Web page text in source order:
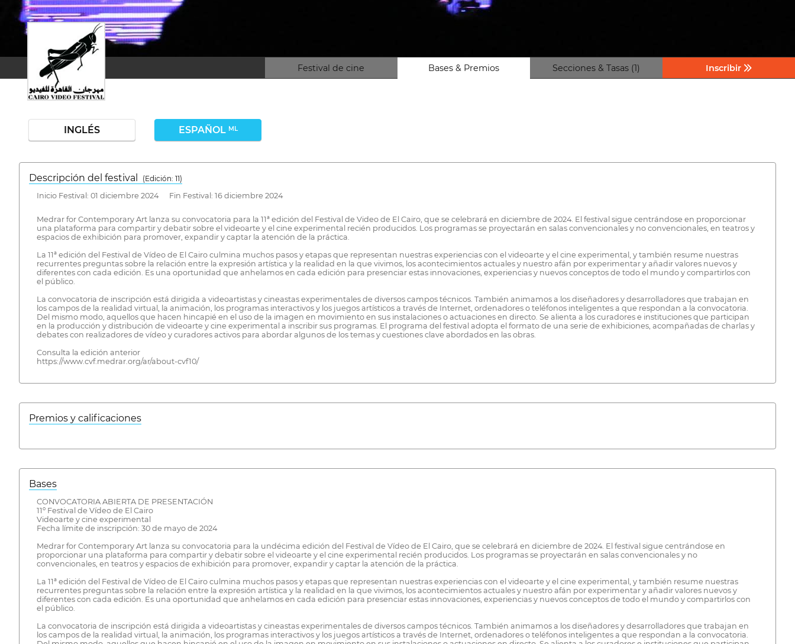
Festival de cine Bases & Premios Secciones & Tasas (1) Inscribir
INGLÉS ESPAÑOL ML
Descripción del festival
( Edición: 11)
Inicio Festival: 01 diciembre 2024 Fin Festival: 16 diciembre 2024
Medrar for Contemporary Art lanza su convocatoria para la 11ª edición del Festival de Video de El Cairo, que se celebrará en diciembre de 2024. El festival sigue centrándose en proporcionar
una plataforma para compartir y debatir sobre el videoarte y el cine experimental recién producidos. Los programas se proyectarán en salas convencionales y no convencionales, en teatros y
espacios de exhibición para promover, expandir y captar la atención de la práctica.
La 11ª edición del Festival de Vídeo de El Cairo culmina muchos pasos y etapas que representan nuestras experiencias con el videoarte y el cine experimental, y también resume nuestras
recurrentes preguntas sobre la relación entre la expresión artística y la realidad en la que vivimos, los acontecimientos actuales y nuestro afán por experimentar y añadir valores nuevos y
diferentes con cada edición. Es una oportunidad que anhelamos en cada edición para presenciar estas innovaciones, experiencias y nuevos conceptos de todo el mundo y compartirlos con
el público.
La convocatoria de inscripción está dirigida a videoartistas y cineastas experimentales de diversos campos técnicos. También animamos a los diseñadores y desarrolladores que trabajan en
los campos de la realidad virtual, la animación, los programas interactivos y los juegos artísticos a través de Internet, ordenadores o teléfonos inteligentes a que respondan a la convocatoria.
Del mismo modo, aquellos que hacen hincapié en el uso de la imagen en movimiento en sus instalaciones o actuaciones en directo. Se alienta a los curadores e instituciones que participan
en la producción y distribución de videoarte y cine experimental a inscribir sus programas. El programa del festival adopta el formato de una serie de exhibiciones, acompañadas de charlas y
debates con realizadores de vídeo y curadores activos para abordar algunos de los temas y cuestiones clave abordados en las obras.
Consulta la edición anterior
https://www.cvf.medrar.org/ar/about-cvf10/
Premios y calificaciones
Bases
CONVOCATORIA ABIERTA DE PRESENTACIÓN
11º Festival de Vídeo de El Cairo
Videoarte y cine experimental
Fecha límite de inscripción: 30 de mayo de 2024
Medrar for Contemporary Art lanza su convocatoria para la undécima edición del Festival de Vídeo de El Cairo, que se celebrará en diciembre de 2024. El festival sigue centrándose en
proporcionar una plataforma para compartir y debatir sobre el videoarte y el cine experimental recién producidos. Los programas se proyectarán en salas convencionales y no
convencionales, en teatros y espacios de exhibición para promover, expandir y captar la atención de la práctica.
La 11ª edición del Festival de Vídeo de El Cairo culmina muchos pasos y etapas que representan nuestras experiencias con el videoarte y el cine experimental, y también resume nuestras
recurrentes preguntas sobre la relación entre la expresión artística y la realidad en la que vivimos, los acontecimientos actuales y nuestro afán por experimentar y añadir valores nuevos y
diferentes con cada edición. Es una oportunidad que anhelamos en cada edición para presenciar estas innovaciones, experiencias y nuevos conceptos de todo el mundo y compartirlos con
el público.
La convocatoria de inscripción está dirigida a videoartistas y cineastas experimentales de diversos campos técnicos. También animamos a los diseñadores y desarrolladores que trabajan en
los campos de la realidad virtual, la animación, los programas interactivos y los juegos artísticos a través de Internet, ordenadores o teléfonos inteligentes a que respondan a la convocatoria.